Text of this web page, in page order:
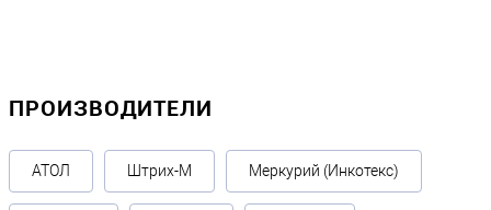
ПРОИЗВОДИТЕЛИ
АТОЛ Штрих-М Меркурий (Инкотекс)